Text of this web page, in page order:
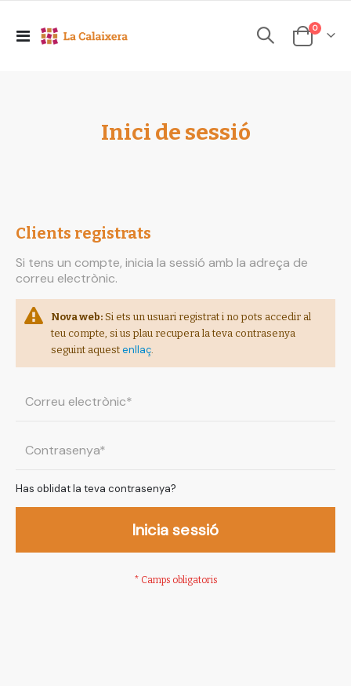
Toggle
Cesta
0elements
Inici de sessió
Clients registrats
Si tens un compte, inicia la sessió amb la adreça de
correu electrònic.
Nova web: Si ets un usuari registrat i no pots accedir al
teu compte, si us plau recupera la teva contrasenya
seguint aquest enllaç.
Has oblidat la teva contrasenya?
Inicia sessió